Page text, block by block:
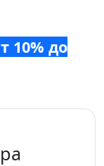
10% до